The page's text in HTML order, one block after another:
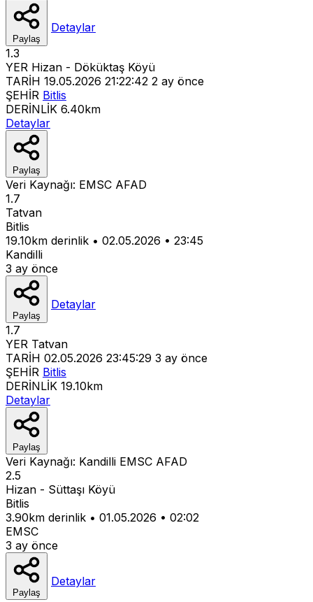
Paylaş
Detaylar
1.3
YER Hizan - Döküktaş Köyü
TARİH 19.05.2026 21:22:42 2 ay önce
ŞEHİR Bitlis
DERİNLİK 6.40km
Detaylar
Paylaş
Veri Kaynağı: EMSC AFAD
1.7
Tatvan
Bitlis
19.10km derinlik • 02.05.2026 • 23:45
Kandilli
3 ay önce
Paylaş
Detaylar
1.7
YER Tatvan
TARİH 02.05.2026 23:45:29 3 ay önce
ŞEHİR Bitlis
DERİNLİK 19.10km
Detaylar
Paylaş
Veri Kaynağı: Kandilli EMSC AFAD
2.5
Hizan - Süttaşı Köyü
Bitlis
3.90km derinlik • 01.05.2026 • 02:02
EMSC
3 ay önce
Paylaş
Detaylar